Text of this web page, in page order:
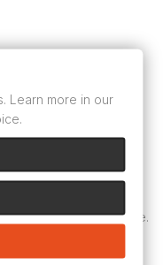
elettriche.
e stabile.
chirurgiche.
di 134°C.
strumenti
e sicurezza ottimale.
avanzata,
Learn more in our